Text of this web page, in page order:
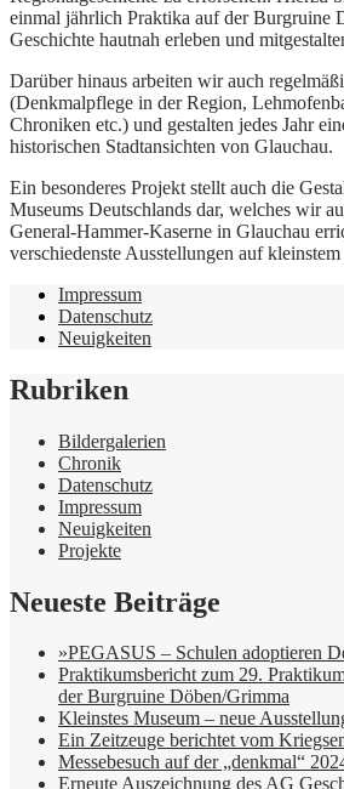
einmal jährlich Praktika auf der Burgruine
Geschichte hautnah erleben und
Darüber hinaus arbeiten wir auch
(Denkmalpflege in der Region,
Chroniken etc.) und gestalten jedes Jahr
historischen Stadtansichten von Glauchau.
Ein besonderes Projekt stellt auch die
Museums Deutschlands dar, welches wir
General-Hammer-Kaserne in Glauchau
verschiedenste Ausstellungen auf
Impressum
Datenschutz
Neuigkeiten
Rubriken
Bildergalerien
Chronik
Datenschutz
Impressum
Neuigkeiten
Projekte
Neueste Beiträge
»PEGASUS – Schulen adoptieren
Praktikumsbericht zum 29.
der Burgruine Döben/Grimma
Kleinstes Museum – neue
Ein Zeitzeuge berichtet vom
Messebesuch auf der „denkmal“
Erneute Auszeichnung des AG